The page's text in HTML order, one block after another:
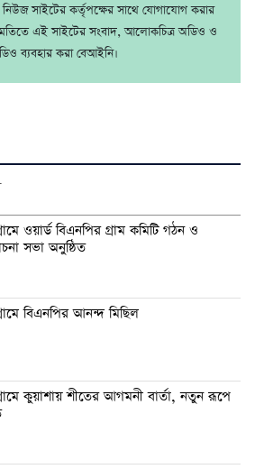
নিউজ সাইটের কর্তৃপক্ষের সাথে যোগাযোগ করার
এই সাইটের সংবাদ, আলোকচিত্র অডিও ও
ব্যবহার করা বেআইনি।
ওয়ার্ড বিএনপির গ্রাম কমিটি গঠন ও
সভা অনুষ্ঠিত
বিএনপির আনন্দ মিছিল
কুয়াশায় শীতের আগমনী বার্তা, নতুন রূপে